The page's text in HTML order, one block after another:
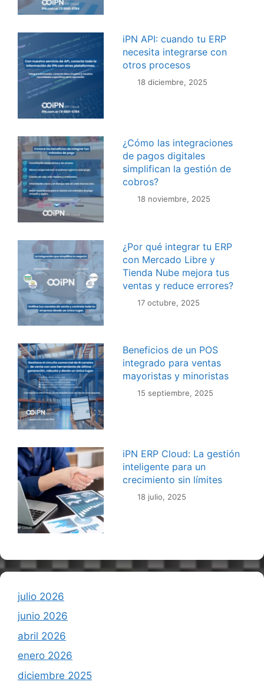
iPN API: cuando tu ERP
necesita integrarse con
otros procesos
18 diciembre, 2025
¿Cómo las integraciones
de pagos digitales
simplifican la gestión de
cobros?
18 noviembre, 2025
¿Por qué integrar tu ERP
con Mercado Libre y
Tienda Nube mejora tus
ventas y reduce errores?
17 octubre, 2025
Beneficios de un POS
integrado para ventas
mayoristas y minoristas
15 septiembre, 2025
iPN ERP Cloud: La gestión
inteligente para un
crecimiento sin límites
18 julio, 2025
julio 2026
junio 2026
abril 2026
enero 2026
diciembre 2025